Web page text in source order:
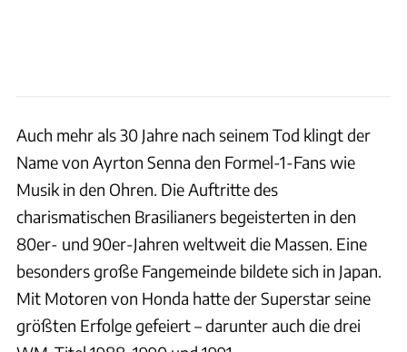
Auch mehr als 30 Jahre nach seinem Tod klingt der
Name von Ayrton Senna den Formel-1-Fans wie
Musik in den Ohren. Die Auftritte des
charismatischen Brasilianers begeisterten in den
80er- und 90er-Jahren weltweit die Massen. Eine
besonders große Fangemeinde bildete sich in Japan.
Mit Motoren von Honda hatte der Superstar seine
größten Erfolge gefeiert – darunter auch die drei